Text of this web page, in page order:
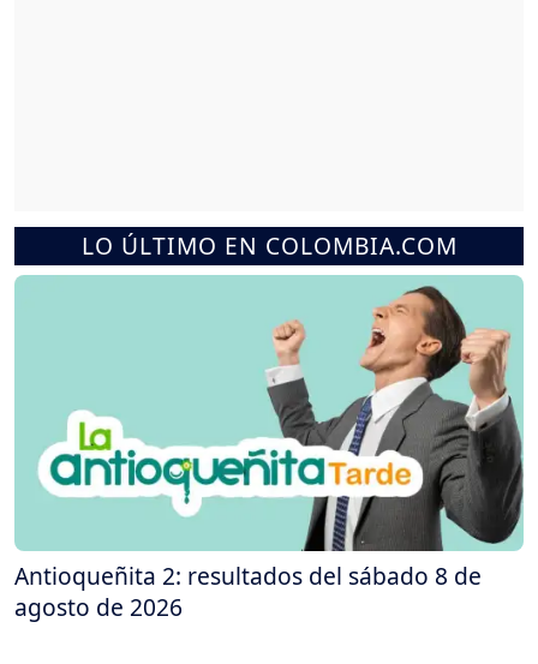
LO ÚLTIMO EN COLOMBIA.COM
Antioqueñita 2: resultados del sábado 8 de
agosto de 2026